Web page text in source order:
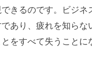
きるのです。ビジ
あり、疲れを知ら
をすべて失うこと